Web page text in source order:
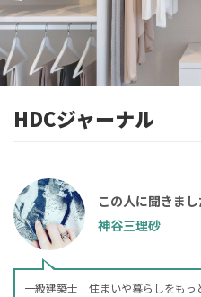
HDCジャーナル
この人に聞きまし
神谷三理砂
一級建築士 住まいや暮らしをもっ